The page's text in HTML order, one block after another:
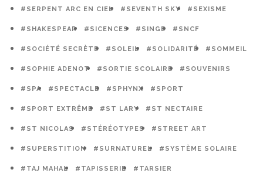
#SERPENT ARC EN CIEL #SEVENTH SKY #SEXISME
#SHAKESPEAR #SICENCES #SINGE #SNCF
#SOCIÉTÉ SECRÈTE #SOLEIL #SOLIDARITÉ #SOMMEIL
#SOPHIE ADENOT #SORTIE SCOLAIRE #SOUVENIRS
#SPA #SPECTACLE #SPHYNX #SPORT
#SPORT EXTRÊME #ST LARY #ST NECTAIRE
#ST NICOLAS #STÉRÉOTYPES #STREET ART
#SUPERSTITION #SURNATUREL #SYSTÈME SOLAIRE
#TAJ MAHAL #TAPISSERIE #TARSIER